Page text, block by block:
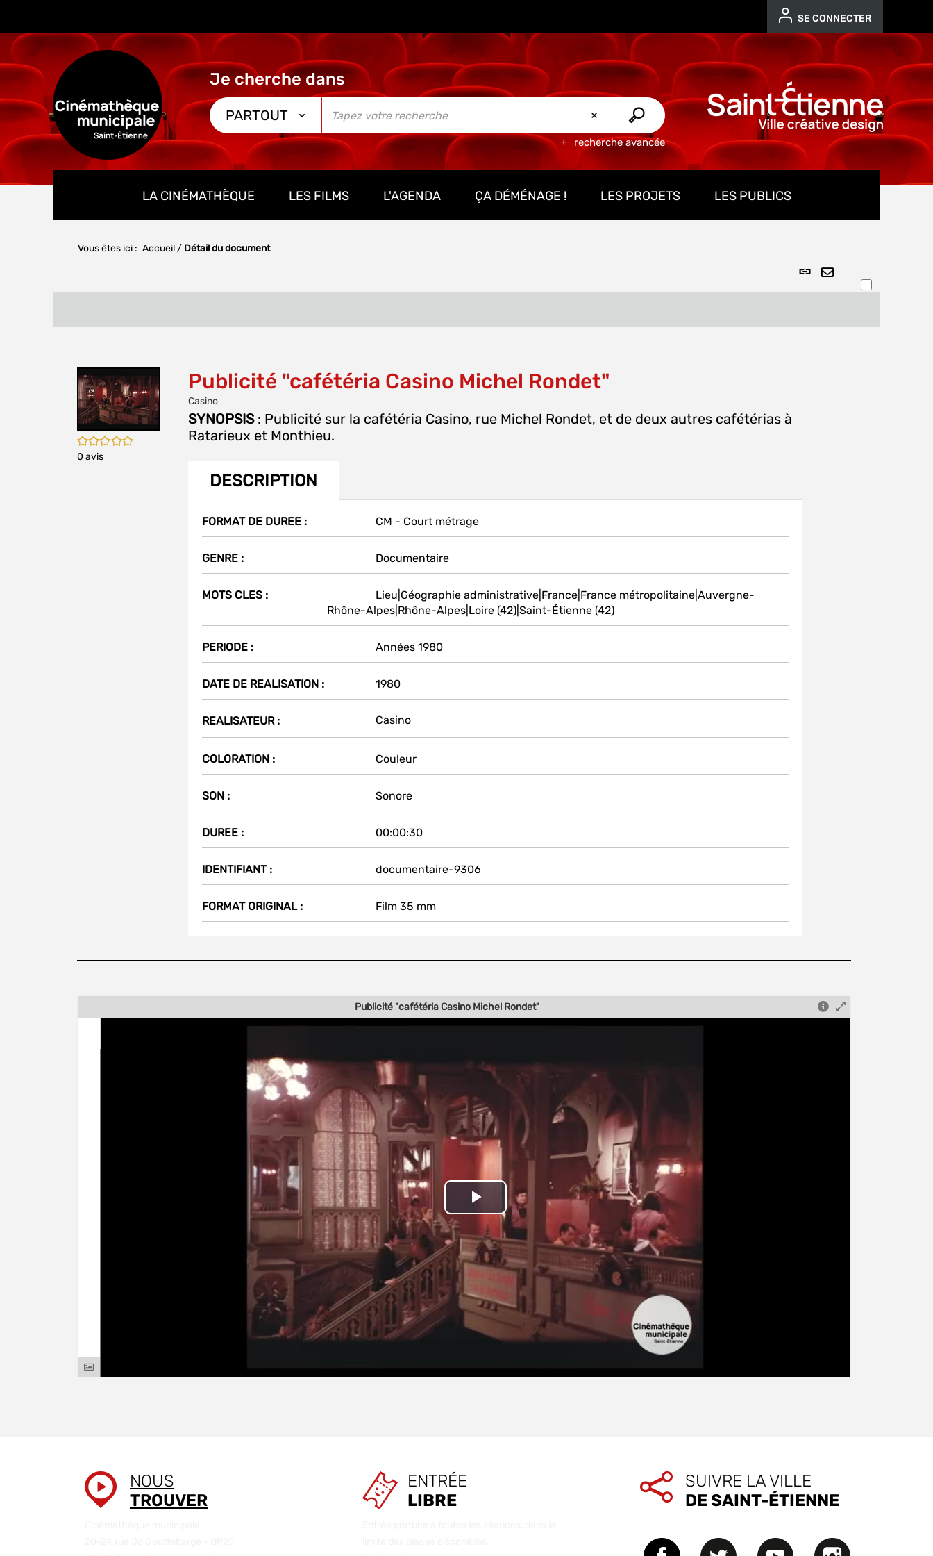
recherche
SE CONNECTER
PARTOUT
recherche avancée
Vous êtes ici : Accueil/ Détail du document
LA CINÉMATHÈQUE LES FILMS L'AGENDA ÇA DÉMÉNAGE ! LES PROJETS LES PUBLICS
Lien
permanent
fenêtre)
ENVOYER
/5
0 avis
Publicité "cafétéria Casino Michel Rondet"
Casino
SYNOPSIS: Publicité sur la cafétéria Casino, rue Michel Rondet, et de deux autres cafétérias à
Ratarieux et Monthieu.
DESCRIPTION
FORMAT DE DUREE : CM - Court métrage
GENRE : Documentaire
MOTS CLES :
Lieu|Géographie administrative|France|France métropolitaine|Auvergne-
Rhône-Alpes|Rhône-Alpes|Loire (42)|Saint-Étienne (42)
PERIODE : Années 1980
DATE DE REALISATION : 1980
REALISATEUR : Casino
COLORATION : Couleur
SON : Sonore
DUREE : 00:00:30
IDENTIFIANT : documentaire-9306
FORMAT ORIGINAL : Film 35 mm
Publicité "cafétéria Casino Michel Rondet"
Play
Video
NOUS
TROUVER
ENTRÉE
LIBRE
SUIVRE LA VILLE
DE SAINT-ÉTIENNE